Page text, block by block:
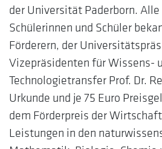
der Universität Paderborn.
Schülerinnen und Schüler
Förderern, der
Vizepräsidenten für Wissens-
Technologietransfer Prof. Dr.
Urkunde und je 75 Euro
dem Förderpreis der
Leistungen in den